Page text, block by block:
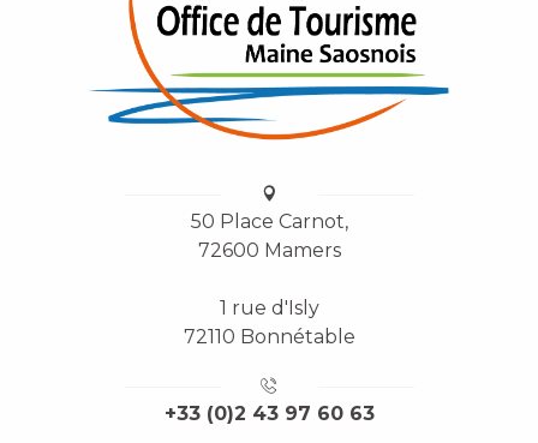
50 Place Carnot,
72600 Mamers
1 rue d'Isly
72110 Bonnétable
+33 (0)2 43 97 60 63